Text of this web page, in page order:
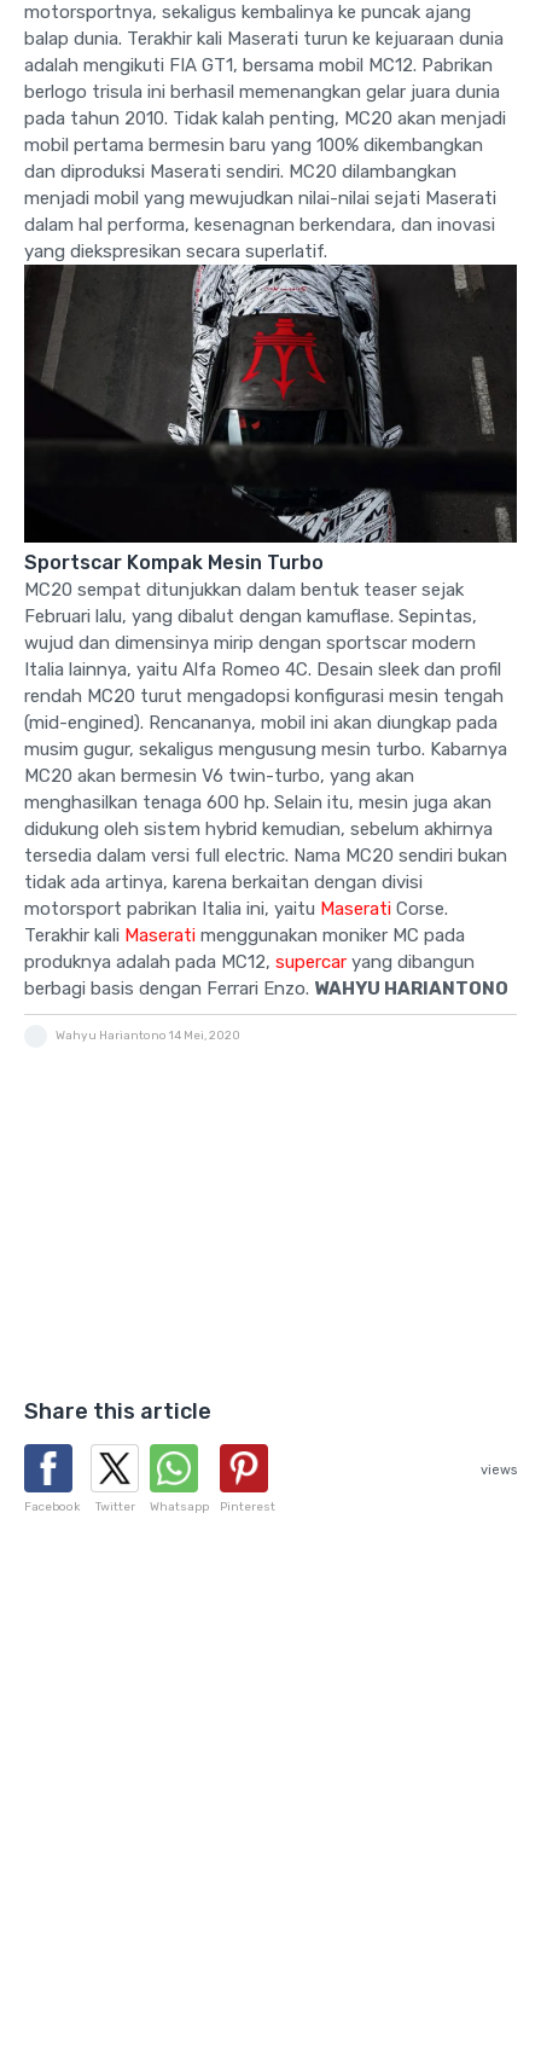
motorsportnya, sekaligus kembalinya ke puncak ajang
balap dunia. Terakhir kali Maserati turun ke kejuaraan dunia
adalah mengikuti FIA GT1, bersama mobil MC12. Pabrikan
berlogo trisula ini berhasil memenangkan gelar juara dunia
pada tahun 2010. Tidak kalah penting, MC20 akan menjadi
mobil pertama bermesin baru yang 100% dikembangkan
dan diproduksi Maserati sendiri. MC20 dilambangkan
menjadi mobil yang mewujudkan nilai-nilai sejati Maserati
dalam hal performa, kesenagnan berkendara, dan inovasi
yang diekspresikan secara superlatif.
Sportscar Kompak Mesin Turbo
MC20 sempat ditunjukkan dalam bentuk teaser sejak
Februari lalu, yang dibalut dengan kamuflase. Sepintas,
wujud dan dimensinya mirip dengan sportscar modern
Italia lainnya, yaitu Alfa Romeo 4C. Desain sleek dan profil
rendah MC20 turut mengadopsi konfigurasi mesin tengah
(mid-engined). Rencananya, mobil ini akan diungkap pada
musim gugur, sekaligus mengusung mesin turbo. Kabarnya
MC20 akan bermesin V6 twin-turbo, yang akan
menghasilkan tenaga 600 hp. Selain itu, mesin juga akan
didukung oleh sistem hybrid kemudian, sebelum akhirnya
tersedia dalam versi full electric. Nama MC20 sendiri bukan
tidak ada artinya, karena berkaitan dengan divisi
motorsport pabrikan Italia ini, yaitu Maserati Corse.
Terakhir kali Maserati menggunakan moniker MC pada
produknya adalah pada MC12, supercar yang dibangun
berbagi basis dengan Ferrari Enzo. WAHYU HARIANTONO
Wahyu Hariantono 14 Mei, 2020
Share this article
Facebook Twitter Whatsapp Pinterest
views